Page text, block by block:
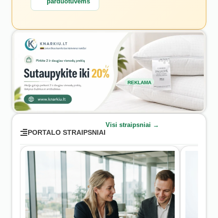
REKLAMA
PORTALO STRAIPSNIAI
Visi straipsniai →